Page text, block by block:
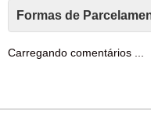
Formas de
Carregando comentários ...